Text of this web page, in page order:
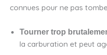
connues pour ne pas
Tourner trop
la carburation et peut